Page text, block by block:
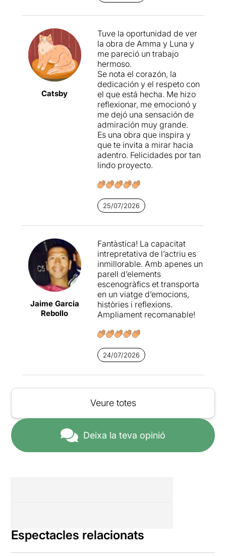
Catsby
Tuve la oportunidad de ver
la obra de Amma y Luna y
me pareció un trabajo
hermoso.
Se nota el corazón, la
dedicación y el respeto con
el que está hecha. Me hizo
reflexionar, me emocionó y
me dejó una sensación de
admiración muy grande.
Es una obra que inspira y
que te invita a mirar hacia
adentro. Felicidades por tan
lindo proyecto.
25/07/2026
Jaime Garcia
Rebollo
Fantàstica! La capacitat
intrepretativa de l’actriu es
inmillorable. Amb apenes un
parell d’elements
escenogràfics et transporta
en un viatge d’emocions,
històries i reflexions.
Ampliament recomanable!
24/07/2026
Veure totes
Deixa la teva opinió
Espectacles relacionats